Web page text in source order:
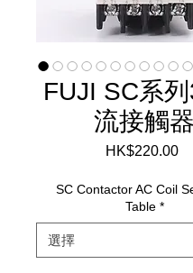
FUJI SC系
流接觸器
HK$220.00價
SC Contactor AC Coil
Table *